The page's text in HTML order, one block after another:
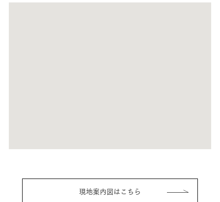
現地案内図はこちら